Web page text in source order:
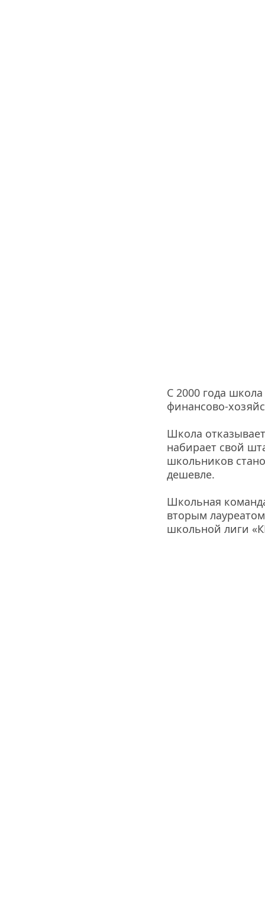
С 2000 года
финансово-
Школа
набирает свой
школьников
дешевле.
Школьная
вторым
школьной лиги